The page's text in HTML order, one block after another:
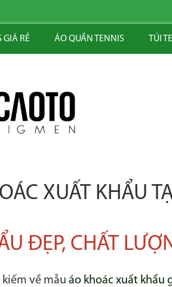
GIÁ RẺ ÁO QUẦN TENNIS TÚI
XUẤT KHẨU
ĐẸP, CHẤT
về mẫu áo khoác xuất khẩu